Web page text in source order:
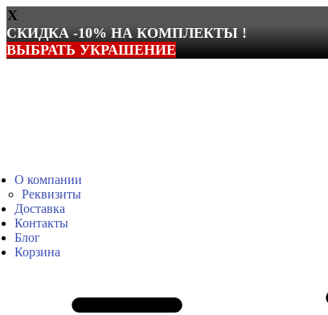
X
СКИДКА -10% НА КОМПЛЕКТЫ !
ВЫБРАТЬ УКРАШЕНИЕ
О компании
Реквизиты
Доставка
Контакты
Блог
Корзина